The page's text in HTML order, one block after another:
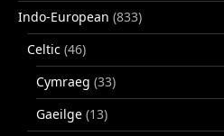
Indo-European (833)
Celtic (46)
Cymraeg (33)
Gaeilge (13)